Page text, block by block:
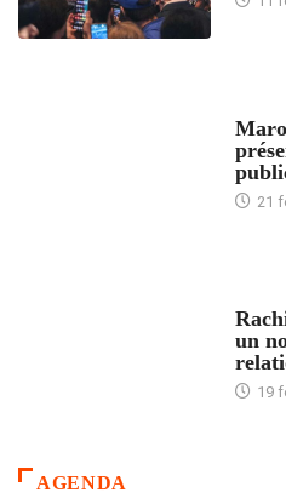
21
un
19
AGENDA